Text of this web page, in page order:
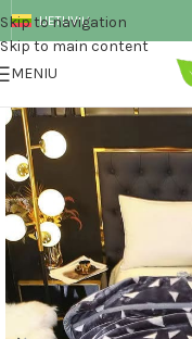
Skip to navigation
Skip to main content
LIETUVIŲ
MENIU